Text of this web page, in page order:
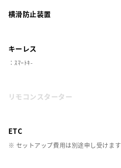
横滑防止装置
キーレス
：ｽﾏｰﾄｷ-
リモコンスターター
ETC
※ セットアップ費用は別途申し受けます